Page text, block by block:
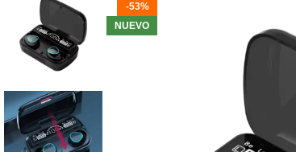
-53%
NUEVO